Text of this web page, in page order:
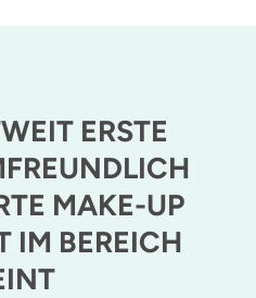
ERSTE
MAKE-UP
IM BEREICH